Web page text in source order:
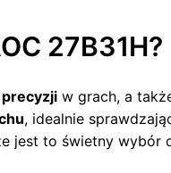
27B31H?
precyzji w grach, a
, idealnie
jest to świetny wybór